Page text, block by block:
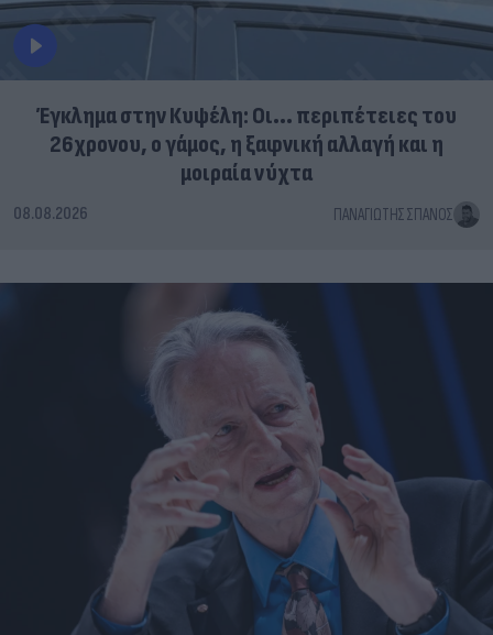
Έγκλημα στην Κυψέλη: Οι... περιπέτειες του
26χρονου, ο γάμος, η ξαφνική αλλαγή και η
μοιραία νύχτα
08.08.2026 ΠΑΝΑΓΙΏΤΗΣ ΣΠΑΝΌΣ